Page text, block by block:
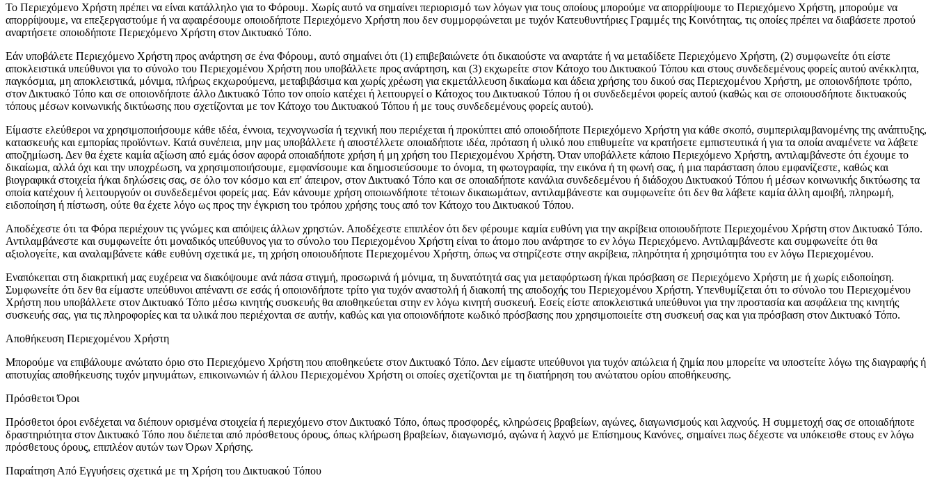
Το Περιεχόμενο Χρήστη πρέπει να είναι κατάλληλο για το Φόρουμ. Χωρίς αυτό να σημαίνει περιορισμό των λόγων για τους οποίους μπορούμε να απορρίψουμε το Περιεχόμενο Χρήστη, μπορούμε να
απορρίψουμε, να επεξεργαστούμε ή να αφαιρέσουμε οποιοδήποτε Περιεχόμενο Χρήστη που δεν συμμορφώνεται με τυχόν Κατευθυντήριες Γραμμές της Κοινότητας, τις οποίες πρέπει να διαβάσετε προτού
αναρτήσετε οποιοδήποτε Περιεχόμενο Χρήστη στον Δικτυακό Τόπο.
Εάν υποβάλετε Περιεχόμενο Χρήστη προς ανάρτηση σε ένα Φόρουμ, αυτό σημαίνει ότι (1) επιβεβαιώνετε ότι δικαιούστε να αναρτάτε ή να μεταδίδετε Περιεχόμενο Χρήστη, (2) συμφωνείτε ότι είστε
αποκλειστικά υπεύθυνοι για το σύνολο του Περιεχομένου Χρήστη που υποβάλλετε προς ανάρτηση, και (3) εκχωρείτε στον Κάτοχο του Δικτυακού Τόπου και στους συνδεδεμένους φορείς αυτού ανέκκλητα,
παγκόσμια, μη αποκλειστικά, μόνιμα, πλήρως εκχωρούμενα, μεταβιβάσιμα και χωρίς χρέωση για εκμετάλλευση δικαίωμα και άδεια χρήσης του δικού σας Περιεχομένου Χρήστη, με οποιονδήποτε τρόπο,
στον Δικτυακό Τόπο και σε οποιονδήποτε άλλο Δικτυακό Τόπο τον οποίο κατέχει ή λειτουργεί ο Κάτοχος του Δικτυακού Τόπου ή οι συνδεδεμένοι φορείς αυτού (καθώς και σε οποιουσδήποτε δικτυακούς
τόπους μέσων κοινωνικής δικτύωσης που σχετίζονται με τον Κάτοχο του Δικτυακού Τόπου ή με τους συνδεδεμένους φορείς αυτού).
Είμαστε ελεύθεροι να χρησιμοποιήσουμε κάθε ιδέα, έννοια, τεχνογνωσία ή τεχνική που περιέχεται ή προκύπτει από οποιοδήποτε Περιεχόμενο Χρήστη για κάθε σκοπό, συμπεριλαμβανομένης της ανάπτυξης,
κατασκευής και εμπορίας προϊόντων. Κατά συνέπεια, μην μας υποβάλλετε ή αποστέλλετε οποιαδήποτε ιδέα, πρόταση ή υλικό που επιθυμείτε να κρατήσετε εμπιστευτικά ή για τα οποία αναμένετε να λάβετε
αποζημίωση. Δεν θα έχετε καμία αξίωση από εμάς όσον αφορά οποιαδήποτε χρήση ή μη χρήση του Περιεχομένου Χρήστη. Όταν υποβάλλετε κάποιο Περιεχόμενο Χρήστη, αντιλαμβάνεστε ότι έχουμε το
δικαίωμα, αλλά όχι και την υποχρέωση, να χρησιμοποιήσουμε, εμφανίσουμε και δημοσιεύσουμε το όνομα, τη φωτογραφία, την εικόνα ή τη φωνή σας, ή μια παράσταση όπου εμφανίζεστε, καθώς και
βιογραφικά στοιχεία ή/και δηλώσεις σας, σε όλο τον κόσμο και επ' άπειρον, στον Δικτυακό Τόπο και σε οποιαδήποτε κανάλια συνδεδεμένου ή διάδοχου Δικτυακού Τόπου ή μέσων κοινωνικής δικτύωσης τα
οποία κατέχουν ή λειτουργούν οι συνδεδεμένοι φορείς μας. Εάν κάνουμε χρήση οποιωνδήποτε τέτοιων δικαιωμάτων, αντιλαμβάνεστε και συμφωνείτε ότι δεν θα λάβετε καμία άλλη αμοιβή, πληρωμή,
ειδοποίηση ή πίστωση, ούτε θα έχετε λόγο ως προς την έγκριση του τρόπου χρήσης τους από τον Κάτοχο του Δικτυακού Τόπου.
Αποδέχεστε ότι τα Φόρα περιέχουν τις γνώμες και απόψεις άλλων χρηστών. Αποδέχεστε επιπλέον ότι δεν φέρουμε καμία ευθύνη για την ακρίβεια οποιουδήποτε Περιεχομένου Χρήστη στον Δικτυακό Τόπο.
Αντιλαμβάνεστε και συμφωνείτε ότι μοναδικός υπεύθυνος για το σύνολο του Περιεχομένου Χρήστη είναι το άτομο που ανάρτησε το εν λόγω Περιεχόμενο. Αντιλαμβάνεστε και συμφωνείτε ότι θα
αξιολογείτε, και αναλαμβάνετε κάθε ευθύνη σχετικά με, τη χρήση οποιουδήποτε Περιεχομένου Χρήστη, όπως να στηρίζεστε στην ακρίβεια, πληρότητα ή χρησιμότητα του εν λόγω Περιεχομένου.
Εναπόκειται στη διακριτική μας ευχέρεια να διακόψουμε ανά πάσα στιγμή, προσωρινά ή μόνιμα, τη δυνατότητά σας για μεταφόρτωση ή/και πρόσβαση σε Περιεχόμενο Χρήστη με ή χωρίς ειδοποίηση.
Συμφωνείτε ότι δεν θα είμαστε υπεύθυνοι απέναντι σε εσάς ή οποιονδήποτε τρίτο για τυχόν αναστολή ή διακοπή της αποδοχής του Περιεχομένου Χρήστη. Υπενθυμίζεται ότι το σύνολο του Περιεχομένου
Χρήστη που υποβάλλετε στον Δικτυακό Τόπο μέσω κινητής συσκευής θα αποθηκεύεται στην εν λόγω κινητή συσκευή. Εσείς είστε αποκλειστικά υπεύθυνοι για την προστασία και ασφάλεια της κινητής
συσκευής σας, για τις πληροφορίες και τα υλικά που περιέχονται σε αυτήν, καθώς και για οποιονδήποτε κωδικό πρόσβασης που χρησιμοποιείτε στη συσκευή σας και για πρόσβαση στον Δικτυακό Τόπο.
Αποθήκευση Περιεχομένου Χρήστη
Μπορούμε να επιβάλουμε ανώτατο όριο στο Περιεχόμενο Χρήστη που αποθηκεύετε στον Δικτυακό Τόπο. Δεν είμαστε υπεύθυνοι για τυχόν απώλεια ή ζημία που μπορείτε να υποστείτε λόγω της διαγραφής ή
αποτυχίας αποθήκευσης τυχόν μηνυμάτων, επικοινωνιών ή άλλου Περιεχομένου Χρήστη οι οποίες σχετίζονται με τη διατήρηση του ανώτατου ορίου αποθήκευσης.
Πρόσθετοι Όροι
Πρόσθετοι όροι ενδέχεται να διέπουν ορισμένα στοιχεία ή περιεχόμενο στον Δικτυακό Τόπο, όπως προσφορές, κληρώσεις βραβείων, αγώνες, διαγωνισμούς και λαχνούς. Η συμμετοχή σας σε οποιαδήποτε
δραστηριότητα στον Δικτυακό Τόπο που διέπεται από πρόσθετους όρους, όπως κλήρωση βραβείων, διαγωνισμό, αγώνα ή λαχνό με Επίσημους Κανόνες, σημαίνει πως δέχεστε να υπόκεισθε στους εν λόγω
πρόσθετους όρους, επιπλέον αυτών των Όρων Χρήσης.
Παραίτηση Από Εγγυήσεις σχετικά με τη Χρήση του Δικτυακού Τόπου